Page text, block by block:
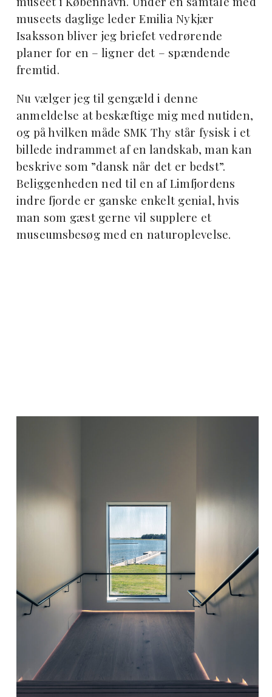
museets daglige leder Emilia Nykjær
Isaksson bliver jeg briefet vedrørende
planer for en – ligner det – spændende
fremtid.
Nu vælger jeg til gengæld i denne
anmeldelse at beskæftige mig med nutiden,
og på hvilken måde SMK Thy står fysisk i et
billede indrammet af en landskab, man kan
beskrive som ”dansk når det er bedst”.
Beliggenheden ned til en af Limfjordens
indre fjorde er ganske enkelt genial, hvis
man som gæst gerne vil supplere et
museumsbesøg med en naturoplevelse.